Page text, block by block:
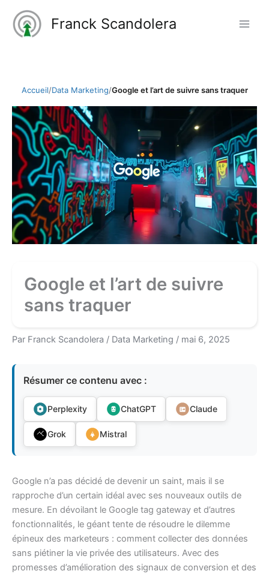
contenu
Franck Scandolera
Accueil/Data Marketing/Google et l’art de suivre sans traquer
Google et l’art de suivre
sans traquer
Par Franck Scandolera / Data Marketing / mai 6, 2025
Résumer ce contenu avec :
Perplexity ChatGPT Claude
Grok Mistral
Google n’a pas décidé de devenir un saint, mais il se
rapproche d’un certain idéal avec ses nouveaux outils de
mesure. En dévoilant le Google tag gateway et d’autres
fonctionnalités, le géant tente de résoudre le dilemme
épineux des marketeurs : comment collecter des données
sans piétiner la vie privée des utilisateurs. Avec des
promesses d’amélioration des signaux de conversion et des